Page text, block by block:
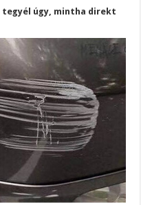
tegyél úgy, mintha direkt